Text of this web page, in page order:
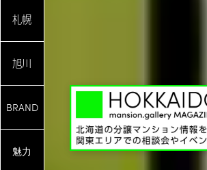
札幌
旭川
BRAND
魅力